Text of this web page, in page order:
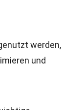
werden,
und